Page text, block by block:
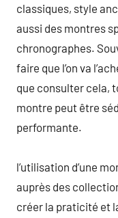
classiques, style
aussi des montres
chronographes.
faire que l’on va
que consulter cela,
montre peut être
performante.
l’utilisation d’une
auprès des
créer la praticité et